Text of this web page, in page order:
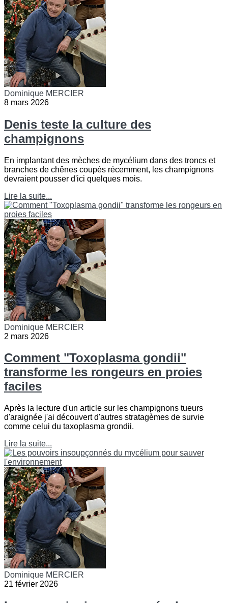
Dominique MERCIER
8 mars 2026
Denis teste la culture des
champignons
En implantant des mèches de mycélium dans des troncs et
branches de chênes coupés récemment, les champignons
devraient pousser d'ici quelques mois.
Lire la suite...
Dominique MERCIER
2 mars 2026
Comment "Toxoplasma gondii"
transforme les rongeurs en proies
faciles
Après la lecture d'un article sur les champignons tueurs
d'araignée j'ai découvert d'autres stratagèmes de survie
comme celui du taxoplasma grondii.
Lire la suite...
Dominique MERCIER
21 février 2026